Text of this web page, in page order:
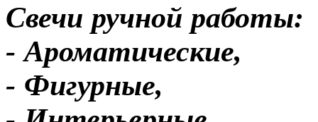
Свечи ручной работы:
- Ароматические,
- Фигурные,